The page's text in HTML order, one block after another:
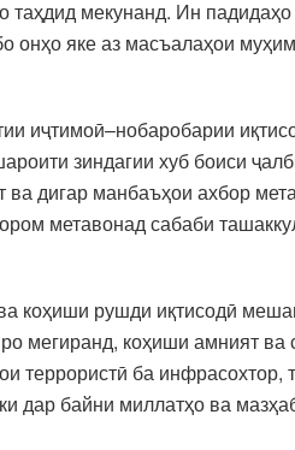
таҳдид мекунанд. Ин
онҳо яке аз масъалаҳои
иҷтимоӣ–нобаробарии
зиндагии хуб боиси
ва дигар манбаъҳои ахбор
метавонад сабаби
коҳиши рушди иқтисодӣ
мегиранд, коҳиши амният ва
террористӣ ба инфрасохтор,
дар байни миллатҳо ва